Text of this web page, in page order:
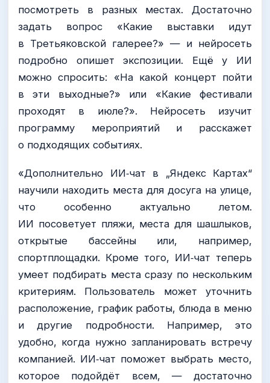
посмотреть в разных местах. Достаточно
задать вопрос «Какие выставки идут
в Третьяковской галерее?» — и нейросеть
подробно опишет экспозиции. Ещё у ИИ
можно спросить: «На какой концерт пойти
в эти выходные?» или «Какие фестивали
проходят в июле?». Нейросеть изучит
программу мероприятий и расскажет
о подходящих событиях.
«Дополнительно ИИ‑чат в „Яндекс Картах“
научили находить места для досуга на улице,
что особенно актуально летом.
ИИ посоветует пляжи, места для шашлыков,
открытые бассейны или, например,
спортплощадки. Кроме того, ИИ‑чат теперь
умеет подбирать места сразу по нескольким
критериям. Пользователь может уточнить
расположение, график работы, блюда в меню
и другие подробности. Например, это
удобно, когда нужно запланировать встречу
компанией. ИИ‑чат поможет выбрать место,
которое подойдёт всем, — достаточно